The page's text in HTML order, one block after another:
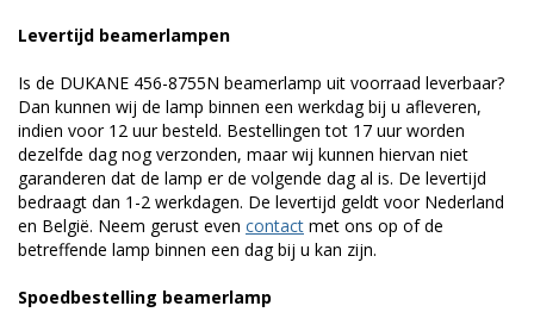
Levertijd beamerlampen
Is de DUKANE 456-8755N beamerlamp uit voorraad leverbaar?
Dan kunnen wij de lamp binnen een werkdag bij u afleveren,
indien voor 12 uur besteld. Bestellingen tot 17 uur worden
dezelfde dag nog verzonden, maar wij kunnen hiervan niet
garanderen dat de lamp er de volgende dag al is. De levertijd
bedraagt dan 1-2 werkdagen. De levertijd geldt voor Nederland
en België. Neem gerust even contact met ons op of de
betreffende lamp binnen een dag bij u kan zijn.
Spoedbestelling beamerlamp